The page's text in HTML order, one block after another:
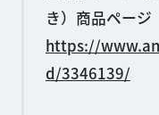
き）商品ページ
https://
d/3346139/